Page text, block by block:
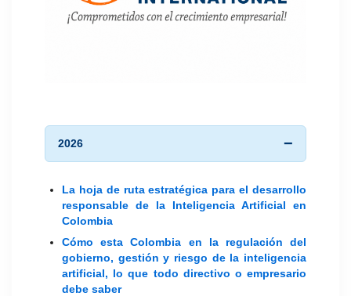
2026
La hoja de ruta estratégica para el desarrollo
responsable de la Inteligencia Artificial en
Colombia
Cómo esta Colombia en la regulación del
gobierno, gestión y riesgo de la inteligencia
artificial, lo que todo directivo o empresario
debe saber